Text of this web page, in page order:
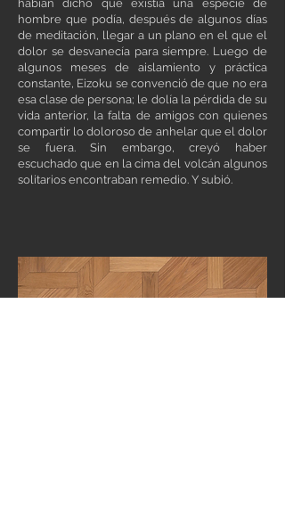
habían dicho que existía una especie de
hombre que podía, después de algunos días
de meditación, llegar a un plano en el que el
dolor se desvanecía para siempre. Luego de
algunos meses de aislamiento y práctica
constante, Eizoku se convenció de que no era
esa clase de persona; le dolía la pérdida de su
vida anterior, la falta de amigos con quienes
compartir lo doloroso de anhelar que el dolor
se fuera. Sin embargo, creyó haber
escuchado que en la cima del volcán algunos
solitarios encontraban remedio. Y subió.